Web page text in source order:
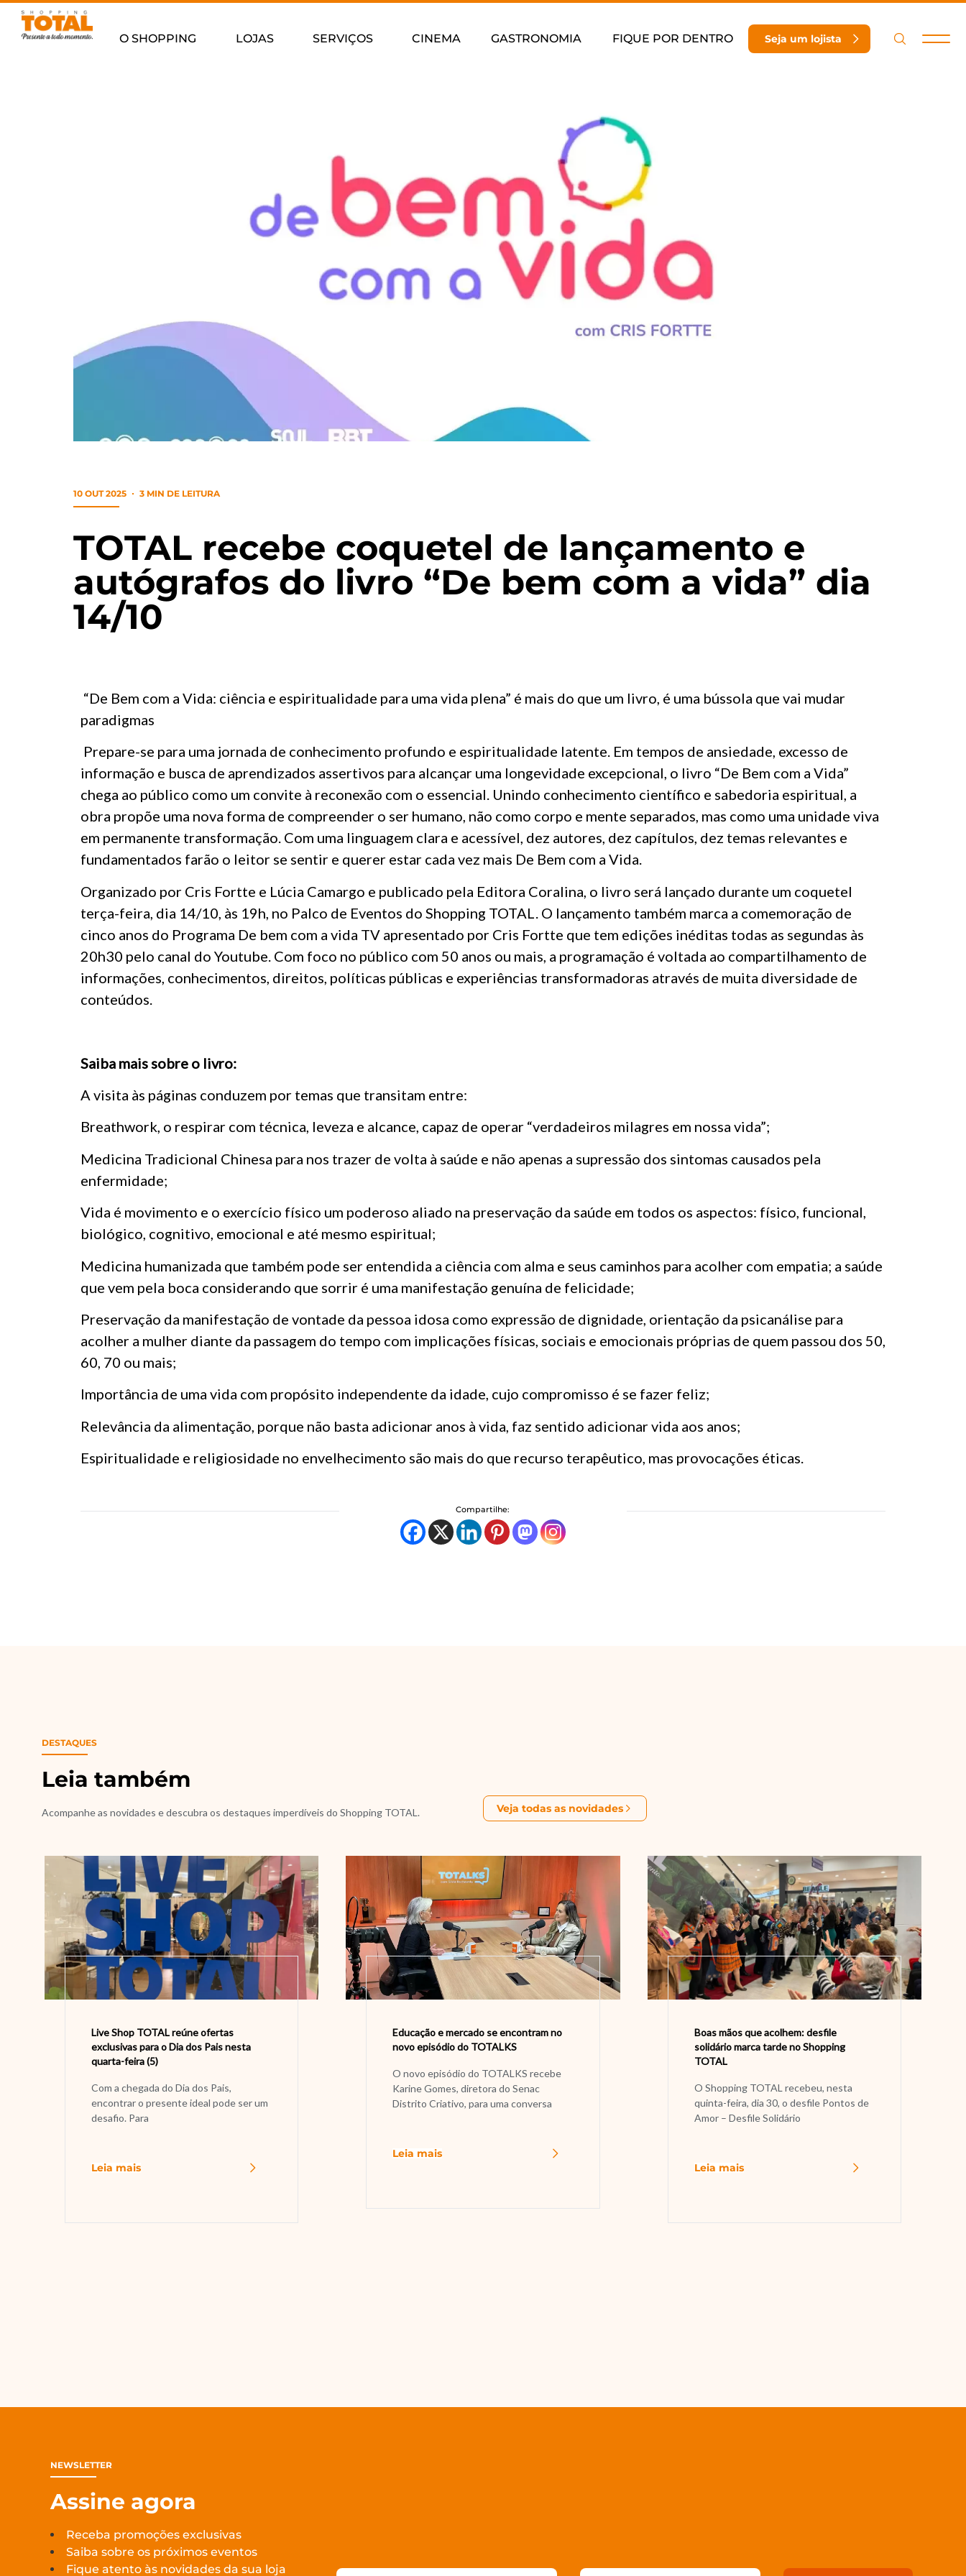
O SHOPPING LOJAS SERVIÇOS CINEMA GASTRONOMIA FIQUE POR DENTRO Seja um lojista
10 OUT 2025 3 MIN DE LEITURA
TOTAL recebe coquetel de lançamento e
autógrafos do livro “De bem com a vida” dia
14/10
“De Bem com a Vida: ciência e espiritualidade para uma vida plena” é mais do que um livro, é uma bússola que vai mudar
paradigmas
Prepare-se para uma jornada de conhecimento profundo e espiritualidade latente. Em tempos de ansiedade, excesso de
informação e busca de aprendizados assertivos para alcançar uma longevidade excepcional, o livro “De Bem com a Vida”
chega ao público como um convite à reconexão com o essencial. Unindo conhecimento científico e sabedoria espiritual, a
obra propõe uma nova forma de compreender o ser humano, não como corpo e mente separados, mas como uma unidade viva
em permanente transformação. Com uma linguagem clara e acessível, dez autores, dez capítulos, dez temas relevantes e
fundamentados farão o leitor se sentir e querer estar cada vez mais De Bem com a Vida.
Organizado por Cris Fortte e Lúcia Camargo e publicado pela Editora Coralina, o livro será lançado durante um coquetel
terça-feira, dia 14/10, às 19h, no Palco de Eventos do Shopping TOTAL. O lançamento também marca a comemoração de
cinco anos do Programa De bem com a vida TV apresentado por Cris Fortte que tem edições inéditas todas as segundas às
20h30 pelo canal do Youtube. Com foco no público com 50 anos ou mais, a programação é voltada ao compartilhamento de
informações, conhecimentos, direitos, políticas públicas e experiências transformadoras através de muita diversidade de
conteúdos.
Saiba mais sobre o livro:
A visita às páginas conduzem por temas que transitam entre:
Breathwork, o respirar com técnica, leveza e alcance, capaz de operar “verdadeiros milagres em nossa vida”;
Medicina Tradicional Chinesa para nos trazer de volta à saúde e não apenas a supressão dos sintomas causados pela
enfermidade;
Vida é movimento e o exercício físico um poderoso aliado na preservação da saúde em todos os aspectos: físico, funcional,
biológico, cognitivo, emocional e até mesmo espiritual;
Medicina humanizada que também pode ser entendida a ciência com alma e seus caminhos para acolher com empatia; a saúde
que vem pela boca considerando que sorrir é uma manifestação genuína de felicidade;
Preservação da manifestação de vontade da pessoa idosa como expressão de dignidade, orientação da psicanálise para
acolher a mulher diante da passagem do tempo com implicações físicas, sociais e emocionais próprias de quem passou dos 50,
60, 70 ou mais;
Importância de uma vida com propósito independente da idade, cujo compromisso é se fazer feliz;
Relevância da alimentação, porque não basta adicionar anos à vida, faz sentido adicionar vida aos anos;
Espiritualidade e religiosidade no envelhecimento são mais do que recurso terapêutico, mas provocações éticas.
Compartilhe:
DESTAQUES
Leia também
Acompanhe as novidades e descubra os destaques imperdíveis do Shopping TOTAL. Veja todas as novidades
Live Shop TOTAL reúne ofertas
exclusivas para o Dia dos Pais nesta
quarta-feira (5)
Com a chegada do Dia dos Pais,
encontrar o presente ideal pode ser um
desafio. Para
Leia mais
Educação e mercado se encontram no
novo episódio do TOTALKS
O novo episódio do TOTALKS recebe
Karine Gomes, diretora do Senac
Distrito Criativo, para uma conversa
Leia mais
Boas mãos que acolhem: desfile
solidário marca tarde no Shopping
TOTAL
O Shopping TOTAL recebeu, nesta
quinta-feira, dia 30, o desfile Pontos de
Amor – Desfile Solidário
Leia mais
NEWSLETTER
Assine agora
Receba promoções exclusivas
Saiba sobre os próximos eventos
Fique atento às novidades da sua loja